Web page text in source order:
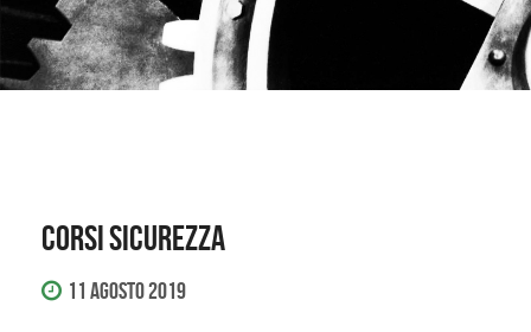
CORSI SICUREZZA
11 Agosto 2019